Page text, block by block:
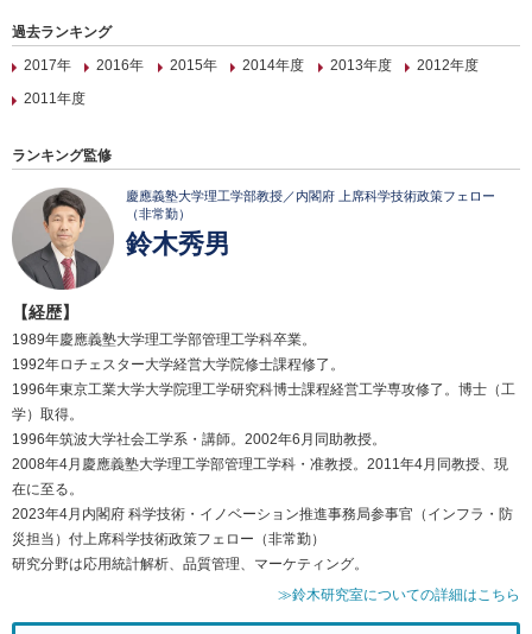
過去ランキング
2017年
2016年 2015年 2014年度 2013年度
2012年度
2011年度
ランキング監修
慶應義塾大学理工学部教授／内閣府 上席科学技術政策フェロー
（非常勤）
鈴木秀男
【経歴】
1989年慶應義塾大学理工学部管理工学科卒業。
1992年ロチェスター大学経営大学院修士課程修了。
1996年東京工業大学大学院理工学研究科博士課程経営工学専攻修了。博士（工
学）取得。
1996年筑波大学社会工学系・講師。2002年6月同助教授。
2008年4月慶應義塾大学理工学部管理工学科・准教授。2011年4月同教授、現
在に至る。
2023年4月内閣府 科学技術・イノベーション推進事務局参事官（インフラ・防
災担当）付上席科学技術政策フェロー（非常勤）
研究分野は応用統計解析、品質管理、マーケティング。
≫鈴木研究室についての詳細はこちら